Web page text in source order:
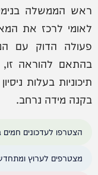
ראש הממשלה
לאומי לרכז את
פעולה הדוק עם
בהתאם להוראה זו,
תיכוניות בעלות
בקנה מידה נרחב.
הצטרפו לעדכונים
מצטרפים לערוץ